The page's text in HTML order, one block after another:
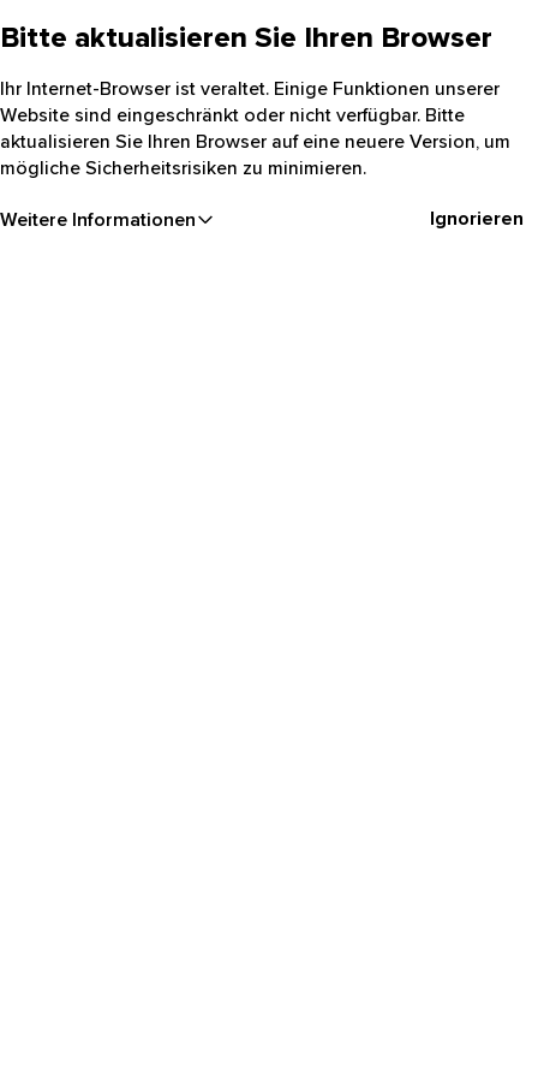
Bitte aktualisieren Sie Ihren Browser
Ihr Internet-Browser ist veraltet. Einige Funktionen unserer
Website sind eingeschränkt oder nicht verfügbar. Bitte
aktualisieren Sie Ihren Browser auf eine neuere Version, um
mögliche Sicherheitsrisiken zu minimieren.
Weitere Informationen Ignorieren